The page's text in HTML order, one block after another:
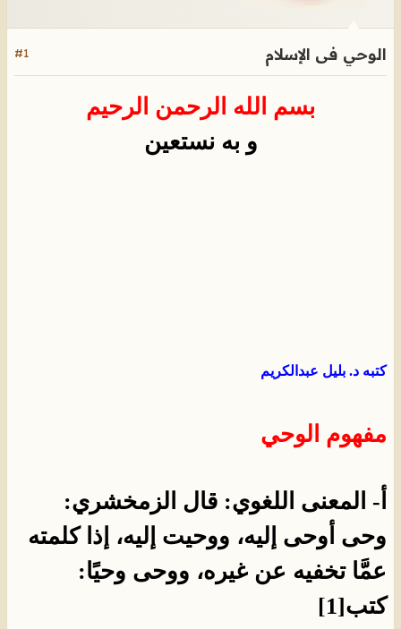
#1 الوحي فى الإسلام
بسم الله الرحمن الرحيم
و به نستعين
كتبه د. بليل عبدالكريم
مفهوم الوحي
أ- المعنى اللغوي: قال الزمخشري:
وحى أوحى إليه، ووحيت إليه، إذا كلمته
عمَّا تخفيه عن غيره، ووحى وحيًا:
كتب[1]